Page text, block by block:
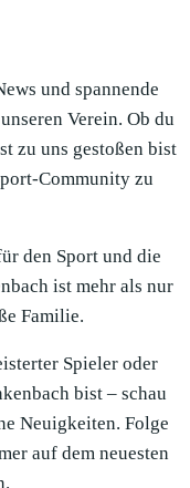
und spannende
Verein. Ob du
zu uns gestoßen bist
Community zu
den Sport und die
ist mehr als nur
Familie.
Spieler oder
bist – schau
Neuigkeiten. Folge
auf dem neuesten